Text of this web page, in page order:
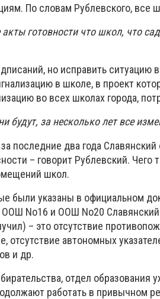
По словам Рублевского, все
акты готовности что школ, что
но исправить
в школе, в проект
во всех школах города,
будут, за несколько лет все
последние два года
– говорит Рублевский. Чего
школ.
были указаны в официальном
No16 и ООШ No20
– это отсутствие
отсутствие автономных
и др.
отдел образования
работать в привычном